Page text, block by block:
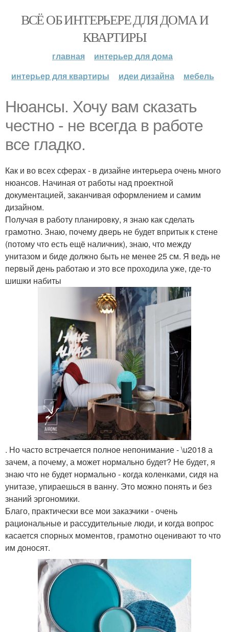
ВСЁ ОБ ИНТЕРЬЕРЕ ДЛЯ ДОМА И
КВАРТИРЫ
главная
интерьер для дома
интерьер для квартиры
идеи дизайна мебель
Нюансы. Хочу вам сказать
честно - не всегда в работе
все гладко.
Как и во всех сферах - в дизайне интерьера очень много
нюансов. Начиная от работы над проектной
документацией, заканчивая оформлением и самим
дизайном.
Получая в работу планировку, я знаю как сделать
грамотно. Знаю, почему дверь не будет впритык к стене
(потому что есть ещё наличник), знаю, что между
унитазом и биде должно быть не менее 25 см. Я ведь не
первый день работаю и это все проходила уже, где-то
шишки набиты
. Но часто встречается полное непонимание - \u2018 а
зачем, а почему, а может нормально будет? Не будет, я
знаю что не будет нормально - когда коленками, сидя на
унитазе, упираешься в ванну. Это можно понять и без
знаний эргономики.
Благо, практически все мои заказчики - очень
рациональные и рассудительные люди, и когда вопрос
касается спорных моментов, грамотно оценивают то что
им доносят.